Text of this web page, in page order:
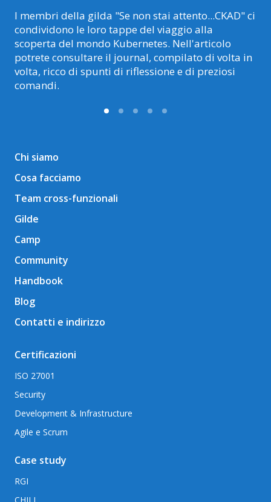
I membri della gilda "Se non stai attento...CKAD" ci
condividono le loro tappe del viaggio alla
scoperta del mondo Kubernetes. Nell'articolo
potrete consultare il journal, compilato di volta in
volta, ricco di spunti di riflessione e di preziosi
comandi.
Chi siamo
Cosa facciamo
Team cross-funzionali
Gilde
Camp
Community
Handbook
Blog
Contatti e indirizzo
Certificazioni
ISO 27001
Security
Development & Infrastructure
Agile e Scrum
Case study
RGI